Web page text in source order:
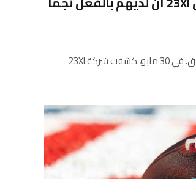
توقيت هايم متقدم جدًا على الجدول الزمني بشكل لا يصدق. في 30 مايو، كشفت شركة 23XI